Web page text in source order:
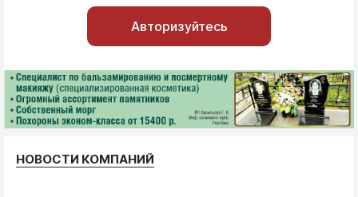
Авторизуйтесь
НОВОСТИ КОМПАНИЙ